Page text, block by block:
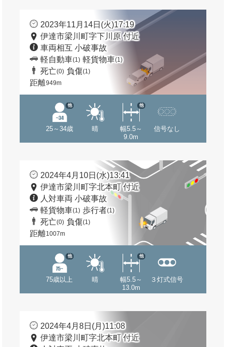
2023年11月14日(火)17:19
伊達市梁川町字下川原 付近
車両相互 小破事故
軽自動車(1) 軽貨物車(1)
死亡(0) 負傷(1)
距離949m
25～34歳
他
晴
幅5.5～
9.0m
他
信号なし
2024年4月10日(水)13:41
伊達市梁川町字北本町 付近
人対車両 小破事故
軽貨物車(1) 歩行者(1)
死亡(0) 負傷(1)
距離1007m
75歳以上
他
晴
幅5.5～
13.0m
他
３灯式信号
2024年4月8日(月)11:08
伊達市梁川町字北本町 付近